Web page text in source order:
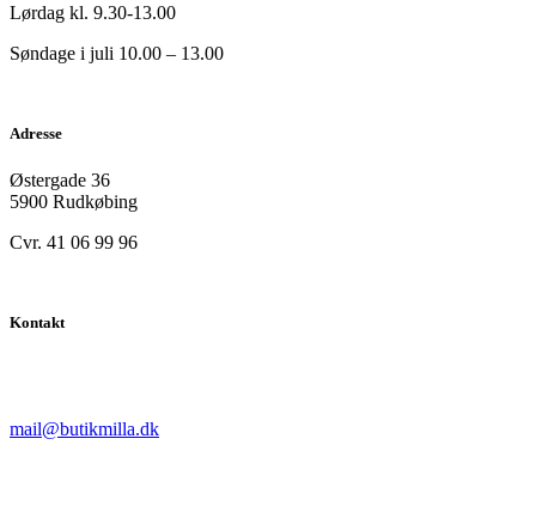
Lørdag kl. 9.30-13.00
Søndage i juli 10.00 – 13.00
Adresse
Østergade 36
5900 Rudkøbing
Cvr. 41 06 99 96
Kontakt
mail@butikmilla.dk